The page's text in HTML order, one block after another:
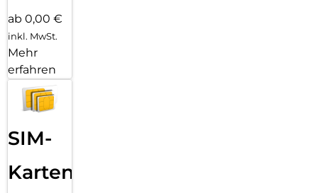
ab 0,00 €
inkl. MwSt.
Mehr
erfahren
SIM-
Karten